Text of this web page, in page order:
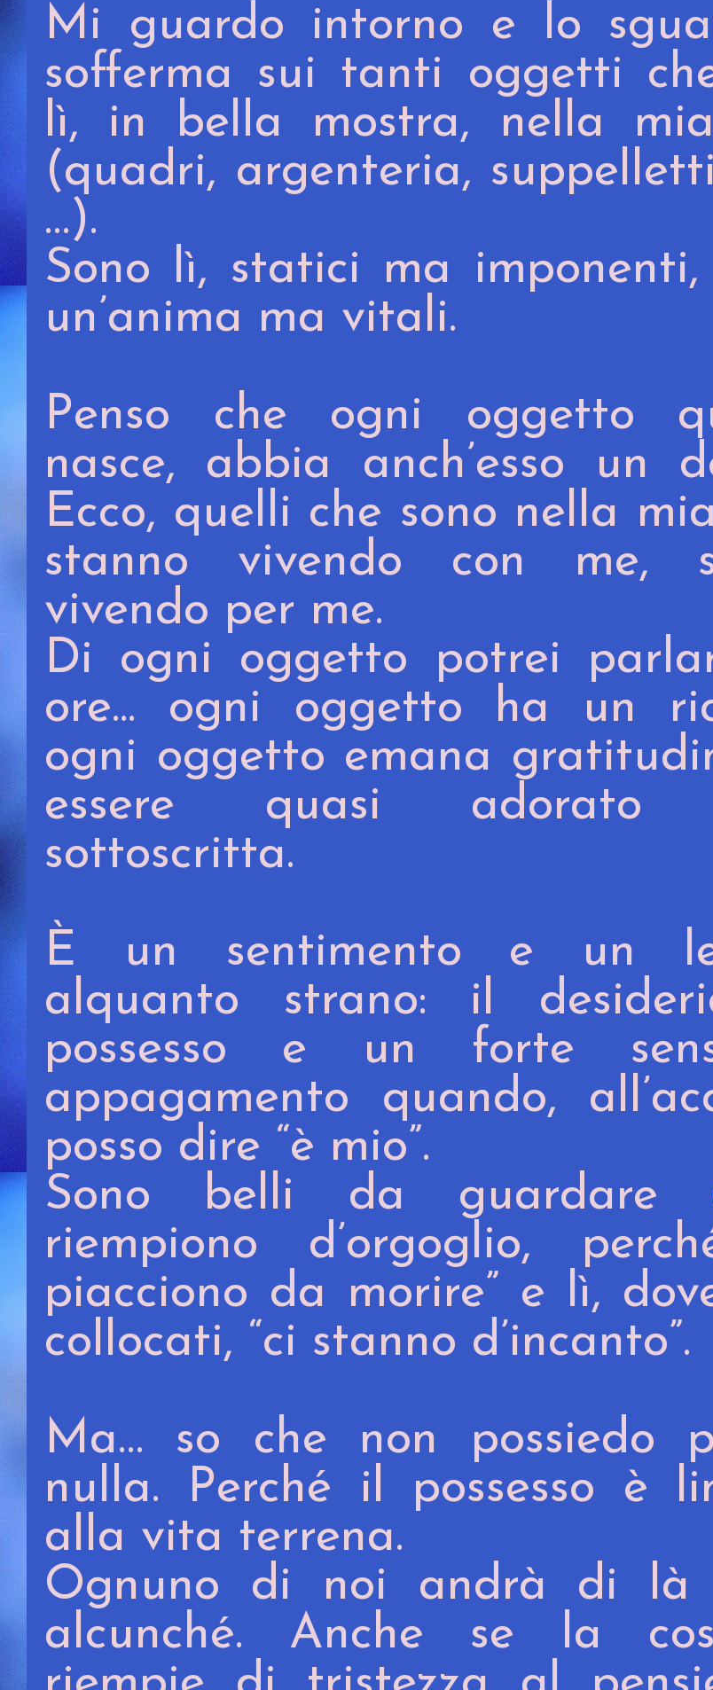
Mi guardo intorno e lo
sofferma sui tanti oggetti
lì, in bella mostra, nella
(quadri, argenteria,
…).
Sono lì, statici ma imponenti,
un’anima ma vitali.
Penso che ogni oggetto
nasce, abbia anch’esso un
Ecco, quelli che sono nella
stanno vivendo con me,
vivendo per me.
Di ogni oggetto potrei
ore... ogni oggetto ha un
ogni oggetto emana
essere quasi adorato
sottoscritta.
È un sentimento e un
alquanto strano: il
possesso e un forte
appagamento quando,
posso dire “è mio”.
Sono belli da guardare
riempiono d’orgoglio,
piacciono da morire” e lì,
collocati, “ci stanno d’incanto”.
Ma… so che non possiedo
nulla. Perché il possesso è
alla vita terrena.
Ognuno di noi andrà di là
alcunché. Anche se la